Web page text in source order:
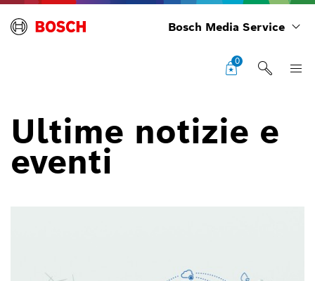
Bosch Media Service
0
Ultime notizie e
eventi